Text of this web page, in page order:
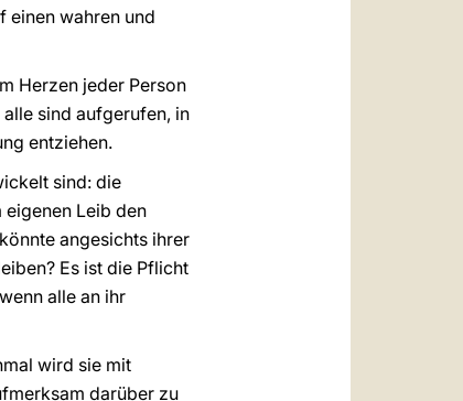
einen wahren und
Herzen jeder Person
sind aufgerufen, in
entziehen.
sind: die
eigenen Leib den
angesichts ihrer
Es ist die Pflicht
alle an ihr
wird sie mit
darüber zu